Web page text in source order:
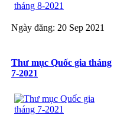
Ngày đăng: 20 Sep 2021
Thư mục Quốc gia tháng
7-2021